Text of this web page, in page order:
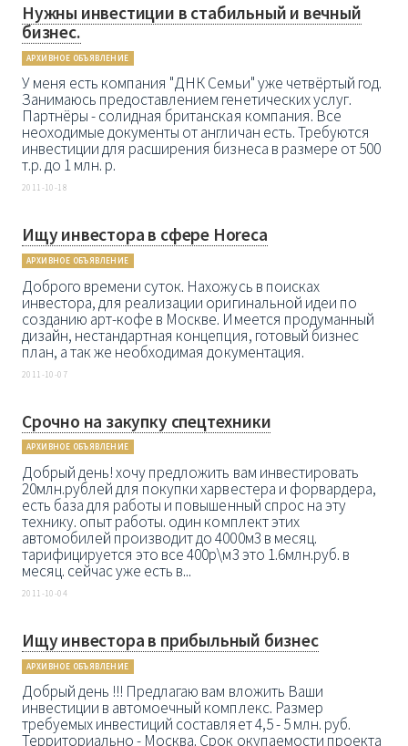
Нужны инвестиции в стабильный и вечный
бизнес.
АРХИВНОЕ ОБЪЯВЛЕНИЕ
У меня есть компания "ДНК Семьи" уже четвёртый год.
Занимаюсь предоставлением генетических услуг.
Партнёры - солидная британская компания. Все
неоходимые документы от англичан есть. Требуются
инвестиции для расширения бизнеса в размере от 500
т.р. до 1 млн. р.
2011-10-18
Ищу инвестора в сфере Horeca
АРХИВНОЕ ОБЪЯВЛЕНИЕ
Доброго времени суток. Нахожусь в поисках
инвестора, для реализации оригинальной идеи по
созданию арт-кофе в Москве. Имеется продуманный
дизайн, нестандартная концепция, готовый бизнес
план, а так же необходимая документация.
2011-10-07
Срочно на закупку спецтехники
АРХИВНОЕ ОБЪЯВЛЕНИЕ
Добрый день! хочу предложить вам инвестировать
20млн.рублей для покупки харвестера и форвардера,
есть база для работы и повышенный спрос на эту
технику. опыт работы. один комплект этих
автомобилей производит до 4000м3 в месяц.
тарифицируется это все 400р\м3 это 1.6млн.руб. в
месяц. сейчас уже есть в...
2011-10-04
Ищу инвестора в прибыльный бизнес
АРХИВНОЕ ОБЪЯВЛЕНИЕ
Добрый день !!! Предлагаю вам вложить Ваши
инвестиции в автомоечный комплекс. Размер
требуемых инвестиций составляет 4,5 - 5 млн. руб.
Территориально - Москва. Срок окупаемости проекта